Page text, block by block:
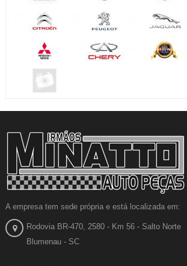
A empresa tem sede própria e está localizada em:
Rodovia BR-470, 2580 - Km 56 - Salto Norte
Blumenau - SC